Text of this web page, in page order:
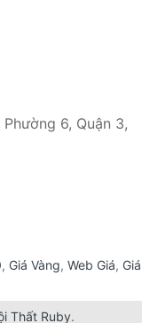
6, Quận 3,
, Giá Vàng, Web Giá, Giá
Thất Ruby.